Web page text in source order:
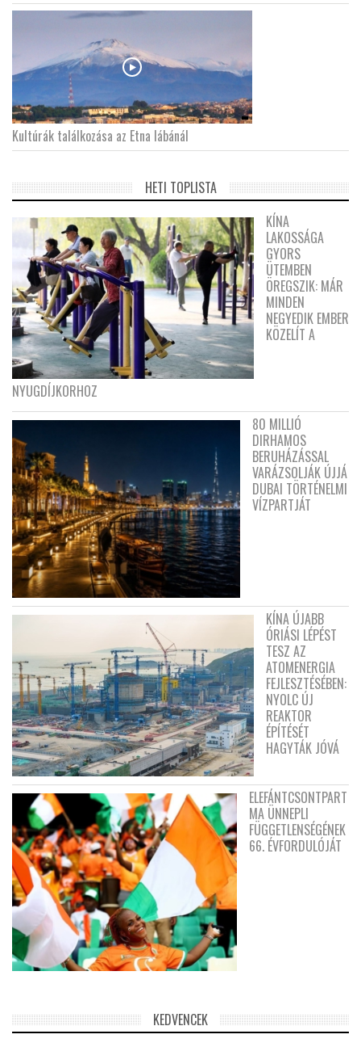
Kultúrák találkozása az Etna lábánál
HETI TOPLISTA
KÍNA
LAKOSSÁGA
GYORS
ÜTEMBEN
ÖREGSZIK: MÁR
MINDEN
NEGYEDIK EMBER
KÖZELÍT A
NYUGDÍJKORHOZ
80 MILLIÓ
DIRHAMOS
BERUHÁZÁSSAL
VARÁZSOLJÁK ÚJJÁ
DUBAI TÖRTÉNELMI
VÍZPARTJÁT
KÍNA ÚJABB
ÓRIÁSI LÉPÉST
TESZ AZ
ATOMENERGIA
FEJLESZTÉSÉBEN:
NYOLC ÚJ
REAKTOR
ÉPÍTÉSÉT
HAGYTÁK JÓVÁ
ELEFÁNTCSONTPART
MA ÜNNEPLI
FÜGGETLENSÉGÉNEK
66. ÉVFORDULÓJÁT
KEDVENCEK